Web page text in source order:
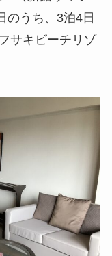
のうち、3泊4日
サキビーチリゾ